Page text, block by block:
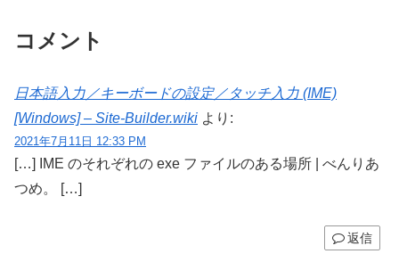
コメント
日本語入力／キーボードの設定／タッチ入力 (IME)
[Windows] – Site-Builder.wiki より:
2021年7月11日 12:33 PM
[…] IME のそれぞれの exe ファイルのある場所 | べんりあ
つめ。 […]
返信